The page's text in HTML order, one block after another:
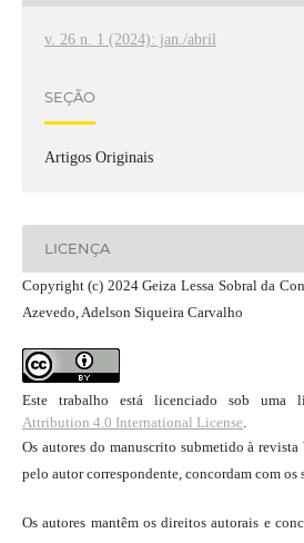
v. 26 n. 1 (2024): jan./abril
SEÇÃO
Artigos Originais
LICENÇA
Copyright (c) 2024 Geiza Lessa Sobral da
Azevedo, Adelson Siqueira Carvalho
Este trabalho está licenciado sob uma
Attribution 4.0 International License
Os autores do manuscrito submetido à revista
pelo autor correspondente, concordam com os
Os autores mantêm os direitos autorais e